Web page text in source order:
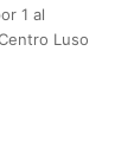
1 al
Luso